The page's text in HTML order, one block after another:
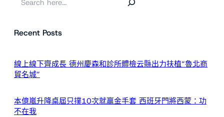
Recent Posts
線上線下齊成長 德州慶森和診所體檢云縣出力扶植“魯北商
貿名城”
本億嵐升降桌屆只撲10次就贏金手套 西班牙門將西蒙：功
不在我